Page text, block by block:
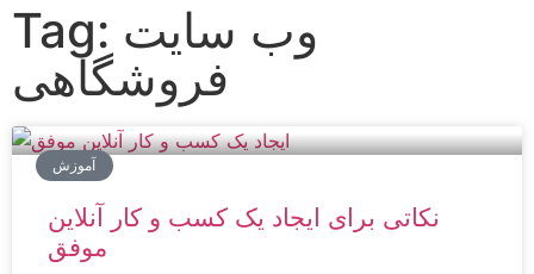
Tag: وب سایت
فروشگاهی
آموزش
نکاتی برای ایجاد یک کسب و کار آنلاین
موفق